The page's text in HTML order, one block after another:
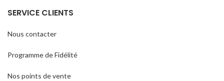
SERVICE CLIENTS
Nous contacter
Programme de Fidélité
Nos points de vente